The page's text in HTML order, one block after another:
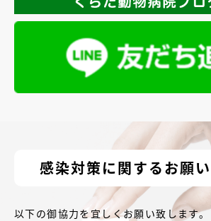
感染対策に関するお願い
以下の御協力を宜しくお願い致します。